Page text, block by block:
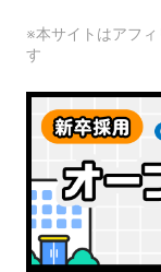
※本サイトはアフ
す